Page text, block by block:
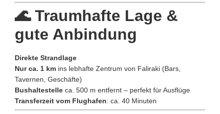
🌊 Traumhafte Lage &
gute Anbindung
Direkte Strandlage
Nur ca. 1 km ins lebhafte Zentrum von Faliraki (Bars,
Tavernen, Geschäfte)
Bushaltestelle ca. 500 m entfernt – perfekt für Ausflüge
Transferzeit vom Flughafen: ca. 40 Minuten